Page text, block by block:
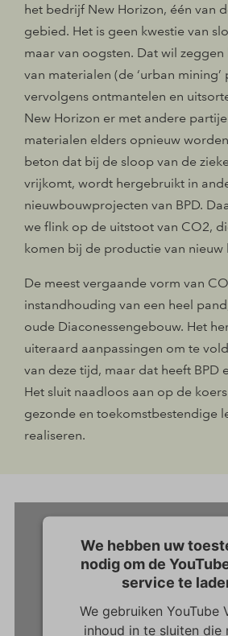
het bedrijf New Horizon, één van
gebied. Het is geen kwestie van
maar van oogsten. Dat wil
van materialen (de ‘urban mining’
vervolgens ontmantelen en
New Horizon er met andere
materialen elders opnieuw
beton dat bij de sloop van de
vrijkomt, wordt hergebruikt in
nieuwbouwprojecten van BPD.
we flink op de uitstoot van CO2,
komen bij de productie van nieuw
De meest vergaande vorm van
instandhouding van een heel
oude Diaconessengebouw. Het
uiteraard aanpassingen om te
van deze tijd, maar dat heeft BPD
Het sluit naadloos aan op de
gezonde en toekomstbestendige
realiseren.
We hebben uw
nodig om de
service te
We gebruiken YouTube
inhoud in te sluiten die